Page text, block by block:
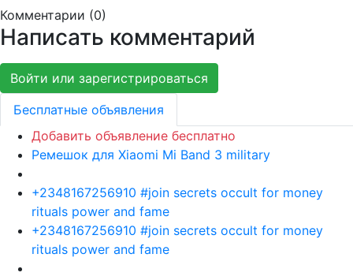
Комментарии (0)
Написать комментарий
Войти или зарегистрироваться
Бесплатные объявления
Добавить объявление бесплатно
Ремешок для Xiaomi Mi Band 3 military
+2348167256910 #join secrets occult for money
rituals power and fame
+2348167256910 #join secrets occult for money
rituals power and fame